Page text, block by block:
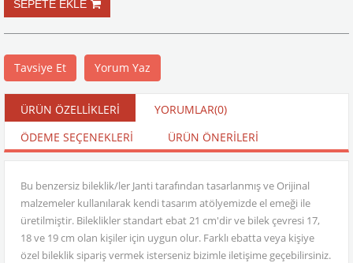
Tavsiye Et Yorum Yaz
ÜRÜN ÖZELLIKLERI YORUMLAR(0)
ÖDEME SEÇENEKLERI
ÜRÜN ÖNERILERI
Bu benzersiz bileklik/ler Janti tarafından tasarlanmış ve Orijinal
malzemeler kullanılarak kendi tasarım atölyemizde el emeği ile
üretilmiştir. Bileklikler standart ebat 21 cm'dir ve bilek çevresi 17,
18 ve 19 cm olan kişiler için uygun olur. Farklı ebatta veya kişiye
özel bileklik sipariş vermek isterseniz bizimle iletişime geçebilirsiniz.